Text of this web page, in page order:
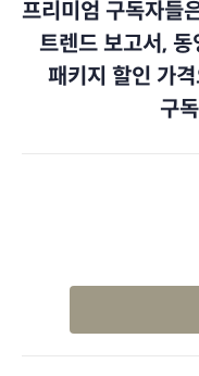
프리미엄 구독자들
트렌드 보고서,
패키지 할인 가
구